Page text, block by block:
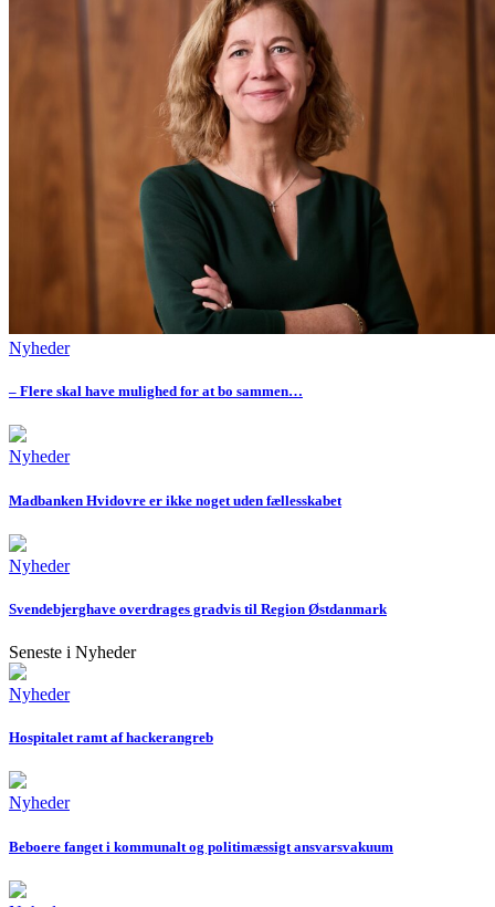
Nyheder
– Flere skal have mulighed for at bo sammen…
Nyheder
Madbanken Hvidovre er ikke noget uden fællesskabet
Nyheder
Svendebjerghave overdrages gradvis til Region Østdanmark
Seneste i Nyheder
Nyheder
Hospitalet ramt af hackerangreb
Nyheder
Beboere fanget i kommunalt og politimæssigt ansvarsvakuum